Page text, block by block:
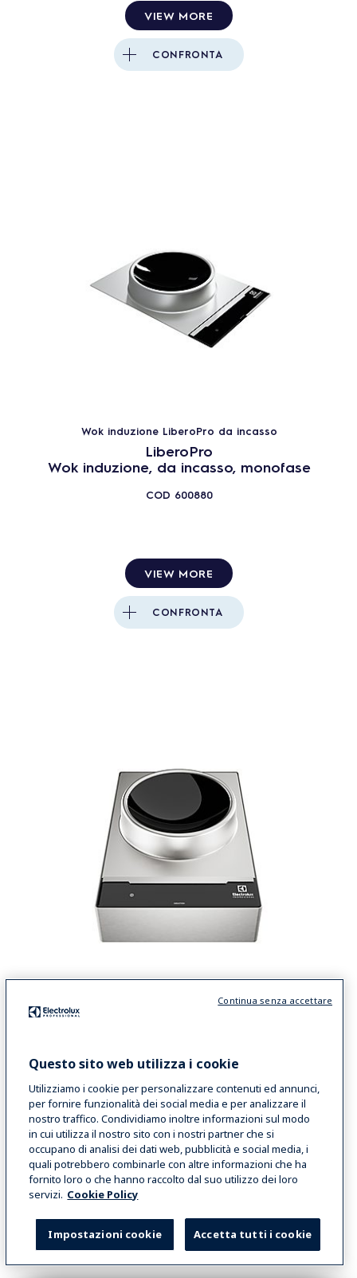
VIEW MORE
CONFRONTA
Wok induzione LiberoPro da incasso
LiberoPro
Wok induzione, da incasso, monofase
COD 600880
VIEW MORE
CONFRONTA
VIEW MORE
CONFRONTA
Questo sito web utilizza i cookie
Utilizziamo i cookie per personalizzare contenuti ed annunci,
per fornire funzionalità dei social media e per analizzare il
nostro traffico. Condividiamo inoltre informazioni sul modo
in cui utilizza il nostro sito con i nostri partner che si
occupano di analisi dei dati web, pubblicità e social media, i
quali potrebbero combinarle con altre informazioni che ha
fornito loro o che hanno raccolto dal suo utilizzo dei loro
servizi. Cookie Policy
Accetta tutti i cookie
Impostazioni cookie
Continua senza accettare